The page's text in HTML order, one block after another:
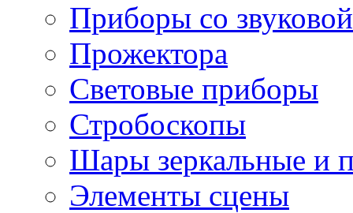
Приборы со
Прожектора
Световые приборы
Стробоскопы
Шары зеркальные и
Элементы сцены